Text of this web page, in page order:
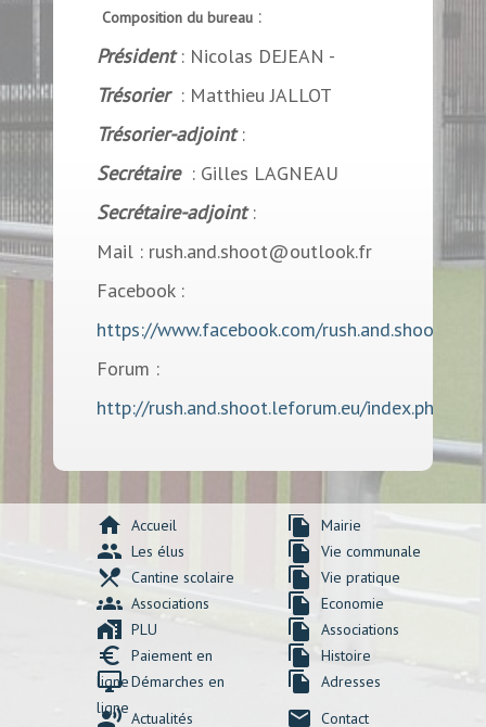
Composition du bureau :
Président: Nicolas DEJEAN -
Trésorier : Matthieu JALLOT
Trésorier-adjoint:
Secrétaire: Gilles LAGNEAU
Secrétaire-adjoint:
Mail : rush.and.shoot@outlook.fr
Facebook :
https://www.facebook.com/rush.and.shoot
Forum :
http://rush.and.shoot.leforum.eu/index.php
home Accueil
group Les élus
local_dining Cantine scolaire
groups Associations
maps_home_work PLU
euro_symbol
Paiement en
ligne
desktop_windowsDémarches en
ligne
file_copy Mairie
file_copy Vie communale
file_copy Vie pratique
file_copy Economie
file_copy Associations
file_copy Histoire
file_copy Adresses
record_voice_overActualités mail Contact